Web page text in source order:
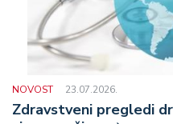
NOVOST 23.07.2026.
Zdravstveni pregledi